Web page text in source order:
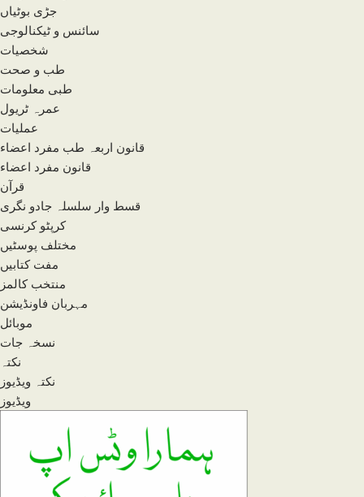
جڑی بوٹیاں
سائنس و ٹیکنالوجی
شخصیات
طب و صحت
طبی معلومات
عمرہ ٹریول
عملیات
قانون اربعہ طب مفرد اعضاء
قانون مفرد اعضاء
قرآن
قسط وار سلسلہ جادو نگری
کرپٹو کرنسی
مختلف پوسٹیں
مفت کتابیں
منتخب کالمز
مہربان فاونڈیشن
موبائل
نسخہ جات
نکتہ
نکتہ ویڈیوز
ویڈیوز